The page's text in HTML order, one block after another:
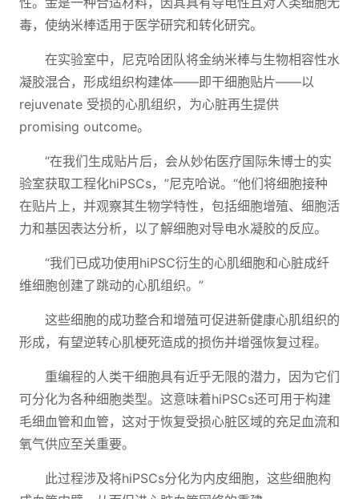
毒，使纳米棒适用于医学研究和转化研究。
在实验室中，尼克哈团队将金纳米棒与生物相容性水
凝胶混合，形成组织构建体——即干细胞贴片——以
rejuvenate 受损的心肌组织，为心脏再生提供
promising outcome。
“在我们生成贴片后，会从妙佑医疗国际朱博士的实
验室获取工程化hiPSCs，”尼克哈说。“他们将细胞接种
在贴片上，并观察其生物学特性，包括细胞增殖、细胞活
力和基因表达分析，以了解细胞对导电水凝胶的反应。
“我们已成功使用hiPSC衍生的心肌细胞和心脏成纤
维细胞创建了跳动的心肌组织。”
这些细胞的成功整合和增殖可促进新健康心肌组织的
形成，有望逆转心肌梗死造成的损伤并增强恢复过程。
重编程的人类干细胞具有近乎无限的潜力，因为它们
可分化为各种细胞类型。这意味着hiPSCs还可用于构建
毛细血管和血管，这对于恢复受损心脏区域的充足血流和
氧气供应至关重要。
此过程涉及将hiPSCs分化为内皮细胞，这些细胞构